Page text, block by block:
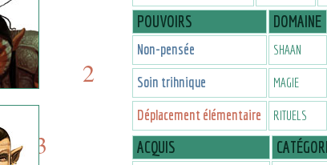
POUVOIRS DOMAINE
Non-pensée SHAAN
Soin trihnique MAGIE
Déplacement élémentaire RITUELS
ACQUIS
2
3